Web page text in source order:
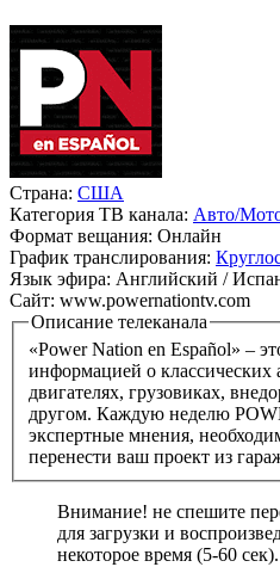
Страна: США
Категория ТВ канала: Авто/
Формат вещания: Онлайн
График транслирования:
Язык эфира: Английский /
Сайт: www.powernationtv.com
Описание телеканала
«Power Nation en Español» –
информацией о
двигателях, грузовиках,
другом. Каждую неделю
экспертные мнения,
перенести ваш проект из
Внимание! не спешите
для загрузки и
некоторое время (5-60 сек).